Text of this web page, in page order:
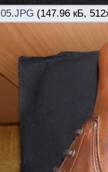
05.JPG (147.96 кБ,